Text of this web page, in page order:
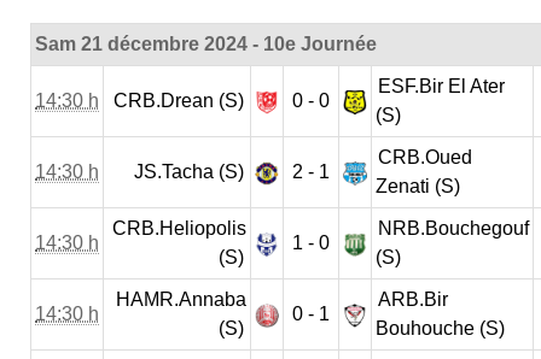
Sam 21 décembre 2024 - 10e Journée
14:30 h CRB.Drean (S) 0 - 0
ESF.Bir El Ater
(S)
14:30 h JS.Tacha (S) 2 - 1
CRB.Oued
Zenati (S)
14:30 h
CRB.Heliopolis
(S)
1 - 0
NRB.Bouchegouf
(S)
14:30 h
HAMR.Annaba
(S)
0 - 1
ARB.Bir
Bouhouche (S)